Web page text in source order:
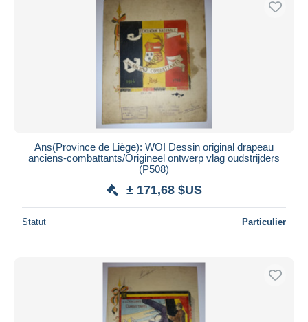
Ans(Province de Liège): WOI Dessin original drapeau
anciens-combattants/Origineel ontwerp vlag oudstrijders
(P508)
± 171,68 $US
Statut Particulier